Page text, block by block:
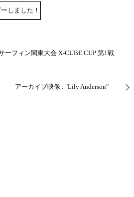
しました！
ーフィン関東大会 X-CUBE CUP 第1戦
アーカイブ映像 : "Lily Anderson"